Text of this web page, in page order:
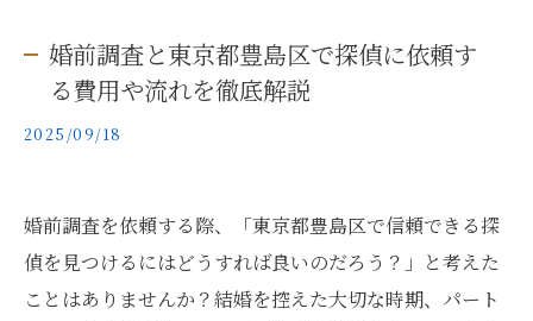
婚前調査と東京都豊島区で探偵に依頼す
る費用や流れを徹底解説
2025/09/18
婚前調査を依頼する際、「東京都豊島区で信頼できる探
偵を見つけるにはどうすれば良いのだろう？」と考えた
ことはありませんか？結婚を控えた大切な時期、パート